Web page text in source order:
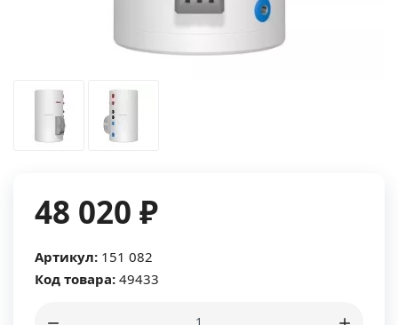
48 020 ₽
Артикул: 151 082
Код товара: 49433